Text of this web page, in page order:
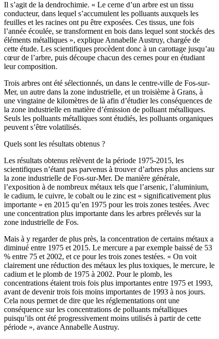
Il s’agit de la dendrochimie. « Le cerne d’un arbre est un tissu
conducteur, dans lequel s’accumulent les polluants auxquels les
feuilles et les racines ont pu être exposées. Ces tissus, une fois
l’année écoulée, se transforment en bois dans lequel sont stockés des
éléments métalliques », explique Annabelle Austruy, chargée de
cette étude. Les scientifiques procèdent donc à un carottage jusqu’au
cœur de l’arbre, puis découpe chacun des cernes pour en étudiant
leur composition.
Trois arbres ont été sélectionnés, un dans le centre-ville de Fos-sur-
Mer, un autre dans la zone industrielle, et un troisième à Grans, à
une vingtaine de kilomètres de là afin d’étudier les conséquences de
la zone industrielle en matière d’émission de polluant métalliques.
Seuls les polluants métalliques sont étudiés, les polluants organiques
peuvent s’être volatilisés.
Quels sont les résultats obtenus ?
Les résultats obtenus relèvent de la période 1975-2015, les
scientifiques n’étant pas parvenus à trouver d’arbres plus anciens sur
la zone industrielle de Fos-sur-Mer. De manière générale,
l’exposition à de nombreux métaux tels que l’arsenic, l’aluminium,
le cadium, le cuivre, le cobalt ou le zinc est « significativement plus
importante » en 2015 qu’en 1975 pour les trois zones testées. Avec
une concentration plus importante dans les arbres prélevés sur la
zone industrielle de Fos.
Mais à y regarder de plus près, la concentration de certains métaux a
diminué entre 1975 et 2015. Le mercure a par exemple baissé de 53
% entre 75 et 2002, et ce pour les trois zones testées. « On voit
clairement une réduction des métaux les plus toxiques, le mercure, le
cadium et le plomb de 1975 à 2002. Pour le plomb, les
concentrations étaient trois fois plus importantes entre 1975 et 1993,
avant de devenir trois fois moins importantes de 1993 à nos jours.
Cela nous permet de dire que les réglementations ont une
conséquence sur les concentrations de polluants métalliques
puisqu’ils ont été progressivement moins utilisés à partir de cette
période », avance Annabelle Austruy.